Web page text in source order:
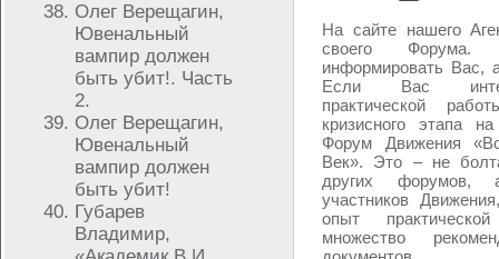
Олег Верещагин,
Ювенальный
вампир должен
быть убит!. Часть
2.
Олег Верещагин,
Ювенальный
вампир должен
быть убит!
Губарев
Владимир,
На сайте нашего
своего
информировать Вас,
Если Вас
практической
кризисного этапа
Форум Движения
Век». Это – не
других форумов,
участников
опыт
множество